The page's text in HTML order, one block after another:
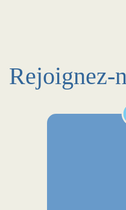
Rejoignez-